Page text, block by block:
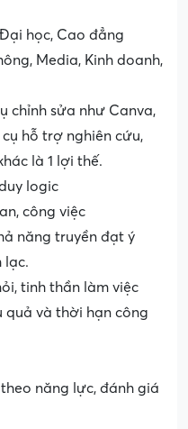
học, Cao đẳng
Media, Kinh doanh,
chỉnh sửa như Canva,
hỗ trợ nghiên cứu,
là 1 lợi thế.
logic
công việc
năng truyền đạt ý
lạc.
tinh thần làm việc
quả và thời hạn công
năng lực, đánh giá